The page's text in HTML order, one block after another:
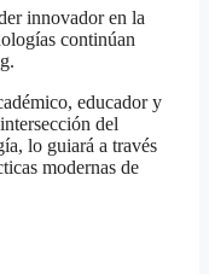
innovador en la
continúan
educador y
del
lo guiará a través
modernas de